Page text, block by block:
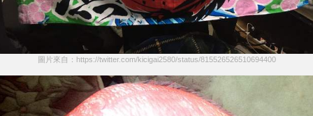
圖片來自：https://twitter.com/kicigai2580/status/815526526510694400